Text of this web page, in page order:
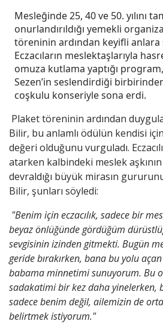
Mesleğinde 25, 40 ve 50. yılını
onurlandırıldığı yemekli
töreninin ardından keyifli anlara
Eczacıların meslektaşlarıyla
omuza kutlama yaptığı
Sezen’in seslendirdiği
coşkulu konseriyle sona erdi.
Plaket töreninin ardından
Bilir, bu anlamlı ödülün kendisi
değeri olduğunu vurguladı.
atarken kalbindeki meslek aşkının
devraldığı büyük mirasın
Bilir, şunları söyledi:
"Benim için eczacılık, sadece bir
beyaz önlüğünde gördüğüm
sevgisinin izinden gitmekti. Bugün
geride bırakırken, bana bu yolu
babama minnetimi sunuyorum. Bu
sadakatimi bir kez daha yinelerken,
sadece benim değil, ailemizin de
belirtmek istiyorum."